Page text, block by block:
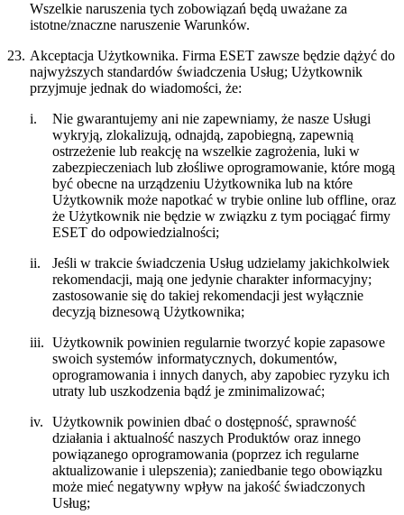
Wszelkie naruszenia tych zobowiązań będą uważane za
istotne/znaczne naruszenie Warunków.
23. Akceptacja Użytkownika. Firma ESET zawsze będzie dążyć do
najwyższych standardów świadczenia Usług; Użytkownik
przyjmuje jednak do wiadomości, że:
i.
Nie gwarantujemy ani nie zapewniamy, że nasze Usługi
wykryją, zlokalizują, odnajdą, zapobiegną, zapewnią
ostrzeżenie lub reakcję na wszelkie zagrożenia, luki w
zabezpieczeniach lub złośliwe oprogramowanie, które mogą
być obecne na urządzeniu Użytkownika lub na które
Użytkownik może napotkać w trybie online lub offline, oraz
że Użytkownik nie będzie w związku z tym pociągać firmy
ESET do odpowiedzialności;
ii.
Jeśli w trakcie świadczenia Usług udzielamy jakichkolwiek
rekomendacji, mają one jedynie charakter informacyjny;
zastosowanie się do takiej rekomendacji jest wyłącznie
decyzją biznesową Użytkownika;
iii. Użytkownik powinien regularnie tworzyć kopie zapasowe
swoich systemów informatycznych, dokumentów,
oprogramowania i innych danych, aby zapobiec ryzyku ich
utraty lub uszkodzenia bądź je zminimalizować;
iv.
Użytkownik powinien dbać o dostępność, sprawność
działania i aktualność naszych Produktów oraz innego
powiązanego oprogramowania (poprzez ich regularne
aktualizowanie i ulepszenia); zaniedbanie tego obowiązku
może mieć negatywny wpływ na jakość świadczonych
Usług;